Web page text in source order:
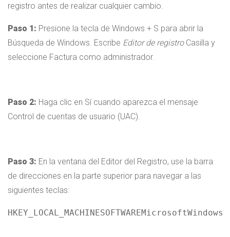
registro antes de realizar cualquier cambio.
Paso 1: Presione la tecla de Windows + S para abrir la
Búsqueda de Windows. Escribe Editor de registroCasilla y
seleccione Factura como administrador.
Paso 2: Haga clic en Sí cuando aparezca el mensaje
Control de cuentas de usuario (UAC).
Paso 3: En la ventana del Editor del Registro, use la barra
de direcciones en la parte superior para navegar a las
siguientes teclas: